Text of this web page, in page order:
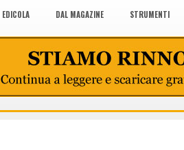
EDICOLA DAL MAGAZINE STRUMENTI